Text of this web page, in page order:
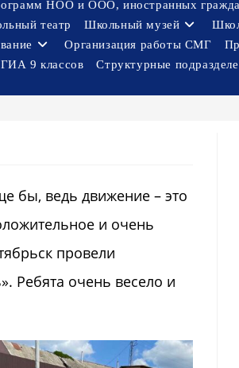
НОО и ООО, иностранных
театр Школьный музей
Организация работы СМГ
ГИА 9 классов Структурные
бы, ведь движение – это
и очень
провели
Ребята очень весело и